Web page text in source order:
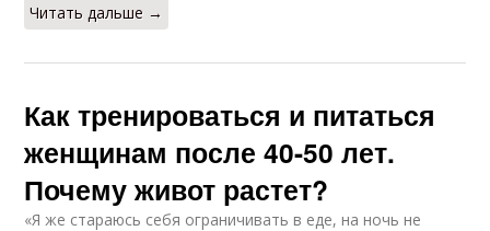
Читать дальше →
Как тренироваться и питаться
женщинам после 40-50 лет.
Почему живот растет?
«Я же стараюсь себя ограничивать в еде, на ночь не